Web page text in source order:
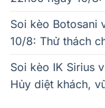
Soi kèo Botosani
10/8: Thử thách
Soi kèo IK Sirius
Hủy diệt khách,